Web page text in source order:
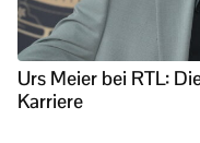
Urs Meier bei RTL:
Karriere